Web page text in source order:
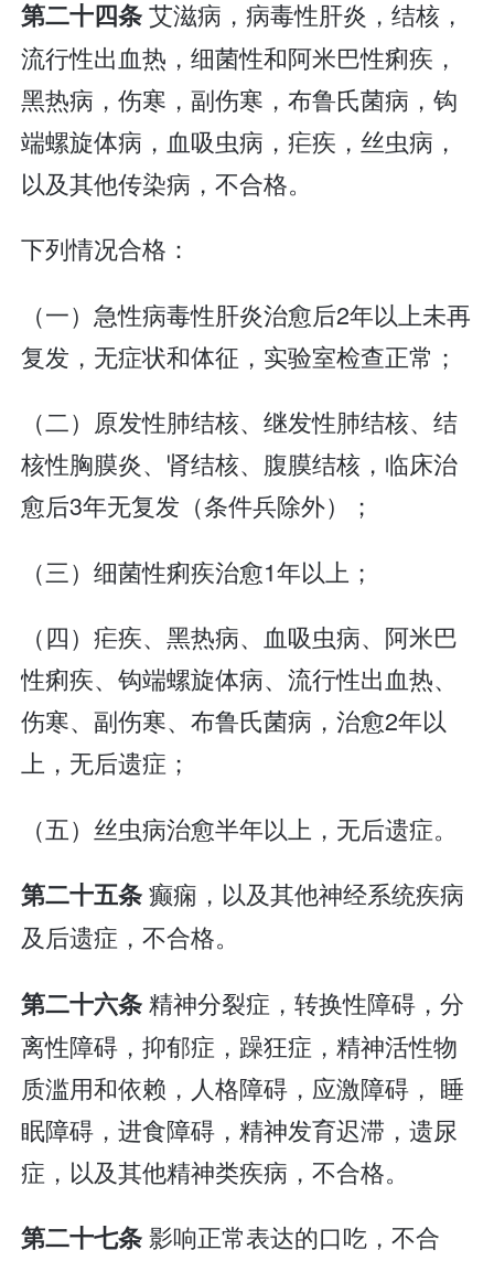
第二十四条艾滋病，病毒性肝炎，结核，
流行性出血热，细菌性和阿米巴性痢疾，
黑热病，伤寒，副伤寒，布鲁氏菌病，钩
端螺旋体病，血吸虫病，疟疾，丝虫病，
以及其他传染病，不合格。
下列情况合格：
（一）急性病毒性肝炎治愈后2年以上未再
复发，无症状和体征，实验室检查正常；
（二）原发性肺结核、继发性肺结核、结
核性胸膜炎、肾结核、腹膜结核，临床治
愈后3年无复发（条件兵除外）；
（三）细菌性痢疾治愈1年以上；
（四）疟疾、黑热病、血吸虫病、阿米巴
性痢疾、钩端螺旋体病、流行性出血热、
伤寒、副伤寒、布鲁氏菌病，治愈2年以
上，无后遗症；
（五）丝虫病治愈半年以上，无后遗症。
第二十五条癫痫，以及其他神经系统疾病
及后遗症，不合格。
第二十六条精神分裂症，转换性障碍，分
离性障碍，抑郁症，躁狂症，精神活性物
质滥用和依赖，人格障碍，应激障碍， 睡
眠障碍，进食障碍，精神发育迟滞，遗尿
症，以及其他精神类疾病，不合格。
第二十七条影响正常表达的口吃，不合